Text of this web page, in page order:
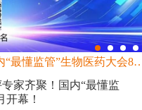
20+监管与首席审评专家齐聚！国内“最
家齐聚！国内“最懂监
开幕！